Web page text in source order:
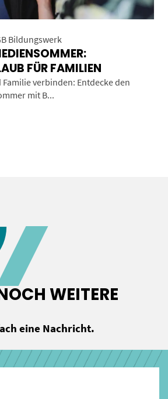
Bildungswerk
FÜR FAMILIEN
verbinden: Entdecke den
mit B...
WEITERE
eine Nachricht.